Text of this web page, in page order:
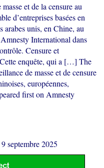
et de la censure au
d’entreprises basées en
arabes unis, en Chine, au
International dans
Censure et
enquête, qui a […] The
de masse et de censure
européennes,
first on Amnesty
septembre 2025